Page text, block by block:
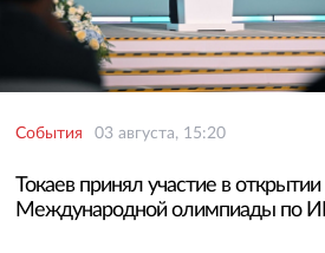
События 03 августа, 15:20
Токаев принял участие в открытии
Международной олимпиады по